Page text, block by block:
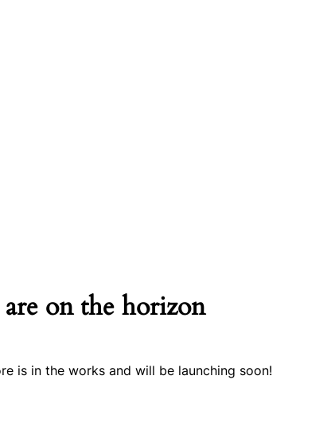
on the horizon
is in the works and will be launching soon!